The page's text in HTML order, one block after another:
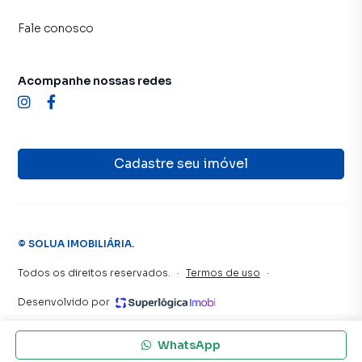
WhatsApp
Fale conosco
Cadastre seu imóvel
Acompanhe nossas redes
© SOLUA IMOBILIÁRIA.
Todos os direitos reservados. · Termos de uso ·
Desenvolvido por